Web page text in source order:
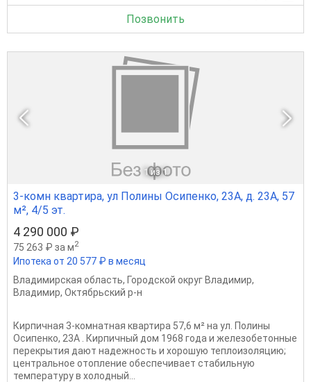
Позвонить
1 из 1
3-комн квартира, ул Полины Осипенко, 23А, д. 23А, 57
м², 4/5 эт.
4 290 000 ₽
75 263 ₽ за м2
Ипотека от 20 577 ₽ в месяц
Владимирская область, Городской округ Владимир,
Владимир, Октябрьский р-н
Кирпичная 3-комнатная квартира 57,6 м² на ул. Полины
Осипенко, 23А . Кирпичный дом 1968 года и железобетонные
перекрытия дают надежность и хорошую теплоизоляцию;
центральное отопление обеспечивает стабильную
температуру в холодный...